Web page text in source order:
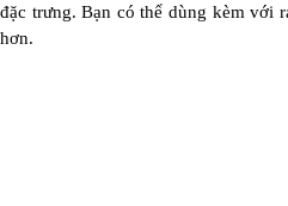
đặc trưng. Bạn có thể dùng kèm với
hơn.